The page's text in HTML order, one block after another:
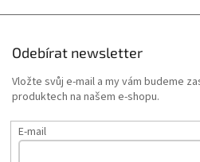
Odebírat newsletter
Vložte svůj e-mail a my vám budeme
produktech na našem e-shopu.
E-mail